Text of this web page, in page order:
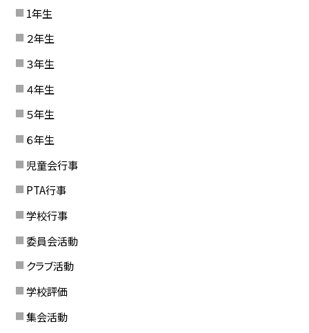
1年生
２年生
３年生
４年生
５年生
６年生
児童会行事
PTA行事
学校行事
委員会活動
クラブ活動
学校評価
集会活動